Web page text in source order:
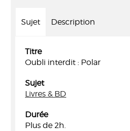
Sujet Description
Titre
Oubli interdit : Polar
Sujet
Livres & BD
Durée
Plus de 2h.